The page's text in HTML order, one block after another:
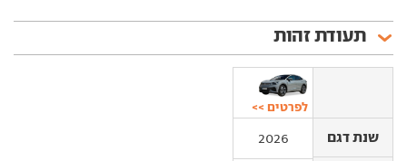
תעודת זהות
שנת דגם
לפרטים >>
שנת דגם 2026